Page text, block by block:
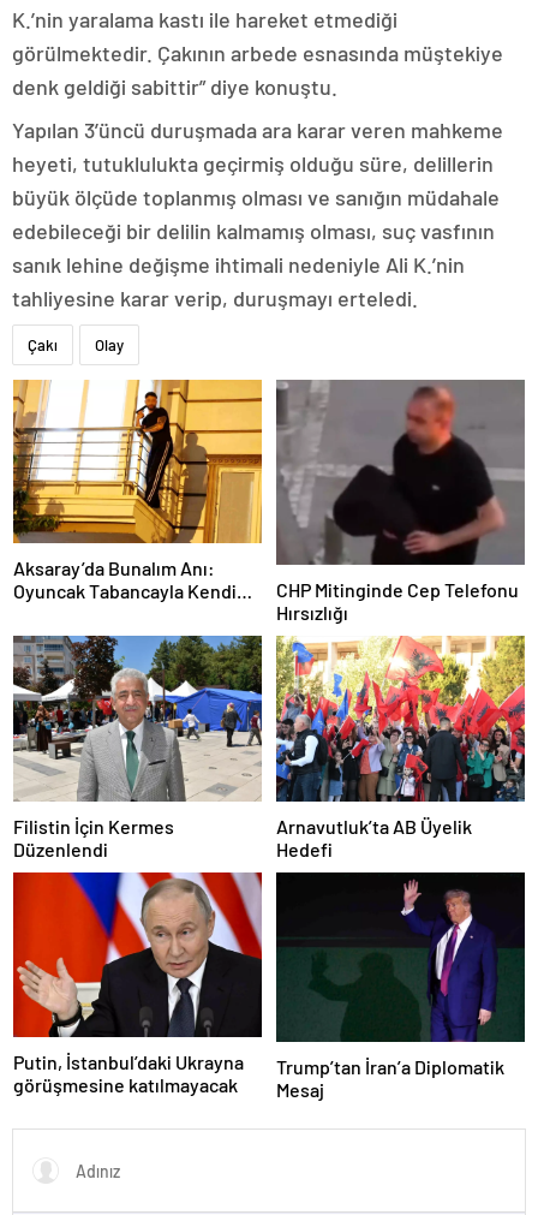
K.’nin yaralama kastı ile hareket etmediği
görülmektedir. Çakının arbede esnasında müştekiye
denk geldiği sabittir” diye konuştu.
Yapılan 3’üncü duruşmada ara karar veren mahkeme
heyeti, tutuklulukta geçirmiş olduğu süre, delillerin
büyük ölçüde toplanmış olması ve sanığın müdahale
edebileceği bir delilin kalmamış olması, suç vasfının
sanık lehine değişme ihtimali nedeniyle Ali K.’nin
tahliyesine karar verip, duruşmayı erteledi.
Çakı Olay
Aksaray’da Bunalım Anı:
Oyuncak Tabancayla Kendine
CHP Mitinginde Cep Telefonu
Hırsızlığı
Filistin İçin Kermes
Düzenlendi
Arnavutluk’ta AB Üyelik
Hedefi
Putin, İstanbul’daki Ukrayna
görüşmesine katılmayacak
Trump’tan İran’a Diplomatik
Mesaj